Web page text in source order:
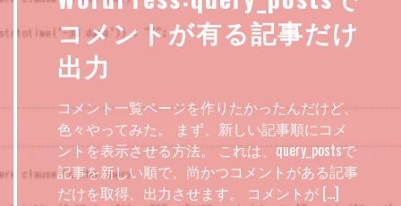
コメントが有る記事だけ
出力
コメント一覧ページを作りたかったんだけど、
色々やってみた。 まず、新しい記事順にコメ
ントを表示させる方法。 これは、query_postsで
記事を新しい順で、尚かつコメントがある記事
だけを取得、出力させます。 コメントが […]